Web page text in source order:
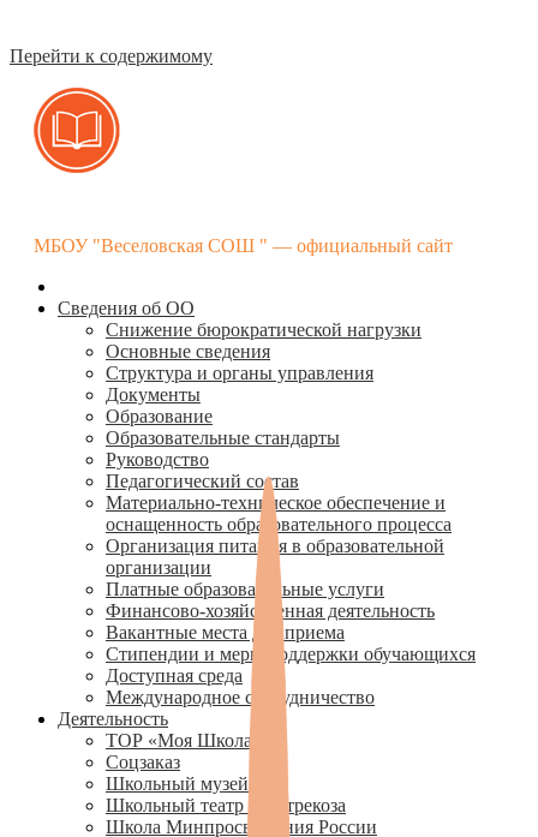
Перейти к содержимому
МБОУ "Веселовская СОШ " — официальный сайт
Сведения об ОО
Снижение бюрократической нагрузки
Основные сведения
Структура и органы управления
Документы
Образование
Образовательные стандарты
Руководство
Педагогический состав
Материально-техническое обеспечение и
оснащенность образовательного процесса
Организация питания в образовательной
организации
Платные образовательные услуги
Финансово-хозяйственная деятельность
Вакантные места для приема
Стипендии и меры поддержки обучающихся
Доступная среда
Международное сотрудничество
Деятельность
ТОР «Моя Школа»
Соцзаказ
Школьный музей
Школьный театр — Стрекоза
Школа Минпросвещения России